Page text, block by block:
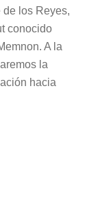
de los Reyes,
conocido
A la
la
hacia